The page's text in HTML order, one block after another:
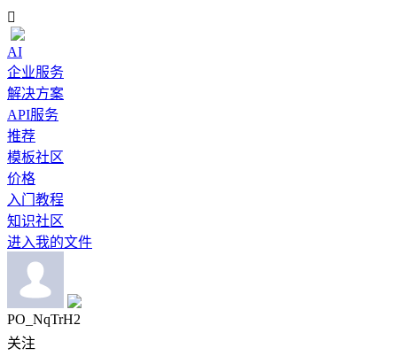

AI
企业服务
解决方案
API服务
推荐
模板社区
价格
入门教程
知识社区
进入我的文件
PO_NqTrH2
关注